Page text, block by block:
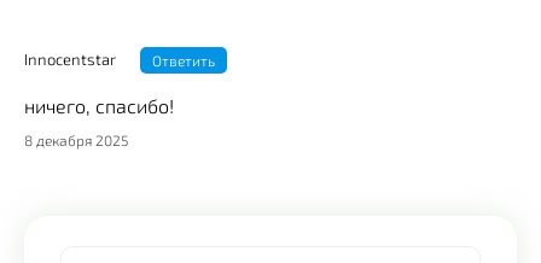
Innocentstar Ответить
ничего, спасибо!
8 декабря 2025